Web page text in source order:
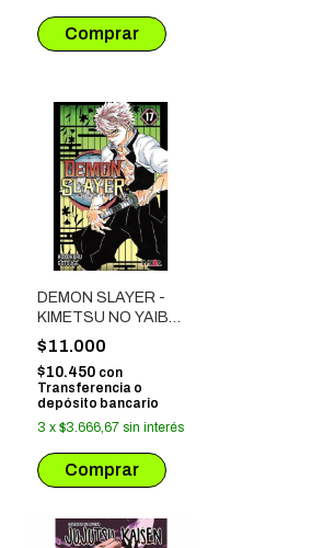
DEMON SLAYER -
KIMETSU NO YAIBA
# 17
$11.000
$10.450 con
Transferencia o
depósito bancario
3 x $3.666,67 sin interés